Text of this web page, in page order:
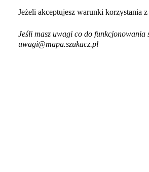
Jeżeli akceptujesz warunki korzystania
Jeśli masz uwagi co do funkcjonowania
uwagi@mapa.szukacz.pl